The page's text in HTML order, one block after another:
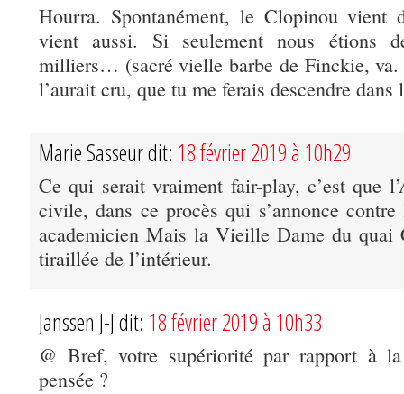
Hourra. Spontanément, le Clopinou vient
vient aussi. Si seulement nous étions
milliers… (sacré vielle barbe de Finckie,
l’aurait cru, que tu me ferais descendre dans
Marie Sasseur dit: 18 février 2019 à 10h29
Ce qui serait vraiment fair-play, c’est que
civile, dans ce procès qui s’annonce contre
academicien Mais la Vieille Dame du quai
tiraillée de l’intérieur.
Janssen J-J dit: 18 février 2019 à 10h33
@ Bref, votre supériorité par rapport à
pensée ?